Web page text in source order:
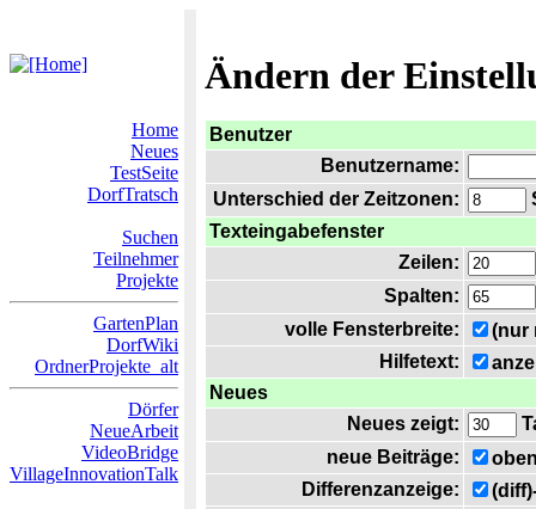
Ändern der
Home
Neues
TestSeite
DorfTratsch
Suchen
Teilnehmer
Projekte
GartenPlan
DorfWiki
OrdnerProjekte_alt
Dörfer
NeueArbeit
VideoBridge
VillageInnovationTalk
Benutzer
Benutzername:
Unterschied der Zeitzonen:
Texteingabefenster
Zeilen:
Spalten:
volle Fensterbreite:
(nur
Hilfetext:
Neues
Neues zeigt:
neue Beiträge:
Differenzanzeige: